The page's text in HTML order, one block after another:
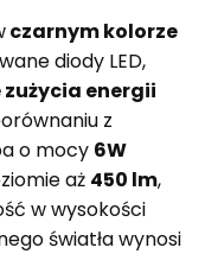
czarnym kolorze
diody LED,
energii
z
o mocy 6W
aż 450 lm,
w wysokości
światła wynosi